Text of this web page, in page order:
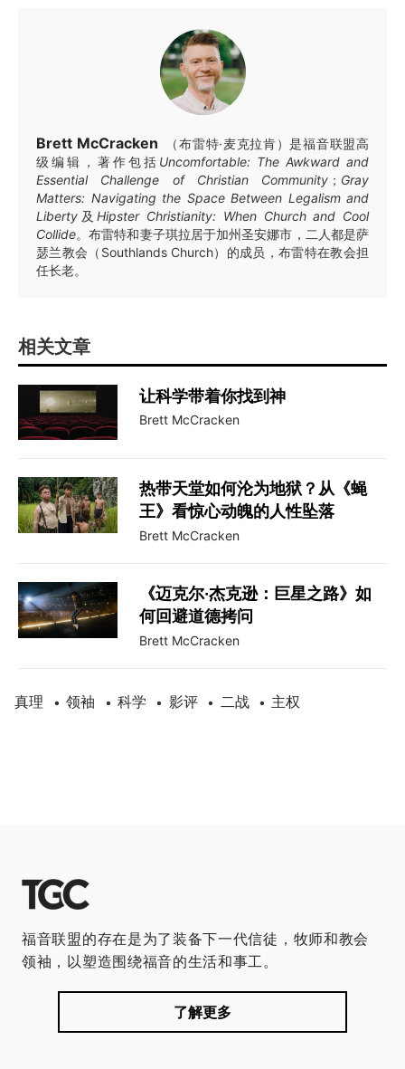
Brett McCracken
（布雷特·麦克拉肯）是福音联盟高
级编辑，著作包括 Uncomfortable: The Awkward and
Essential Challenge of Christian Community ； Gray
Matters: Navigating the Space Between Legalism and
Liberty 及Hipster Christianity: When Church and Cool
Collide。布雷特和妻子琪拉居于加州圣安娜市，二人都是萨
瑟兰教会（Southlands Church）的成员，布雷特在教会担
任长老。
相关文章
让科学带着你找到神
Brett McCracken
热带天堂如何沦为地狱？从《蝇
王》看惊心动魄的人性坠落
Brett McCracken
《迈克尔·杰克逊：巨星之路》如
何回避道德拷问
Brett McCracken
真理 • 领袖 • 科学 • 影评 • 二战 • 主权
福音联盟的存在是为了装备下一代信徒，牧师和教会
领袖，以塑造围绕福音的生活和事工。
了解更多